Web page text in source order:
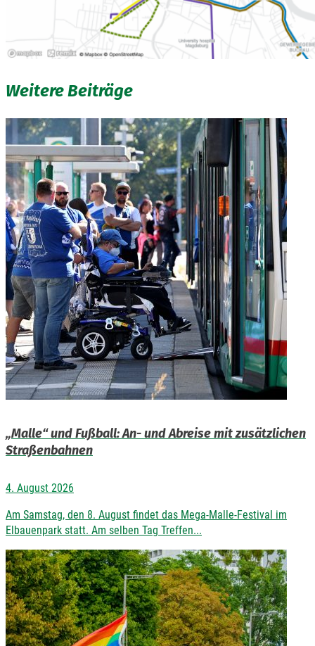
Weitere Beiträge
„Malle“ und Fußball: An- und Abreise mit zusätzlichen
Straßenbahnen
4. August 2026
Am Samstag, den 8. August findet das Mega-Malle-Festival im
Elbauenpark statt. Am selben Tag Treffen...